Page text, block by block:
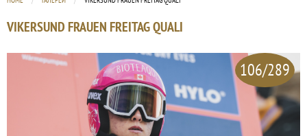
VIKERSUND FRAUEN FREITAG QUALI
106/289